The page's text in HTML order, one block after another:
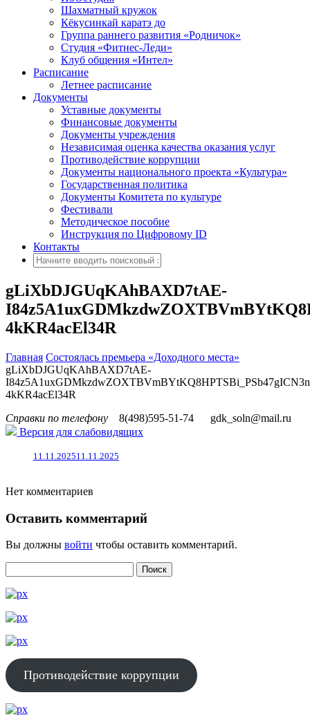
Шахматный кружок
Кёкусинкай каратэ до
Группа раннего развития «Родничок»
Cтудия «Фитнес-Леди»
Клуб общения «Интел»
Расписание
Летнее расписание
Документы
Уставные документы
Финансовые документы
Документы учреждения
Независимая оценка качества оказания услуг
Противодействие коррупции
Документы национального проекта «Культура»
Государственная политика
Документы Комитета по культуре
Фестивали
Методическое пособие
Инструкция по Цифровому ID
Контакты
gLiXbDJGUqKAhBAXD7tAE-
4kKR4acEl34R
Главная Состоялась премьера «Доходного места»
gLiXbDJGUqKAhBAXD7tAE-
4kKR4acEl34R
Справки по телефону
8(498)595-51-74
gdk_soln@mail.ru
Версия для слабовидящих
11.11.202511.11.2025
Нет комментариев
Оставить комментарий
Вы должны войти чтобы оставить комментарий.
Противодействие коррупции